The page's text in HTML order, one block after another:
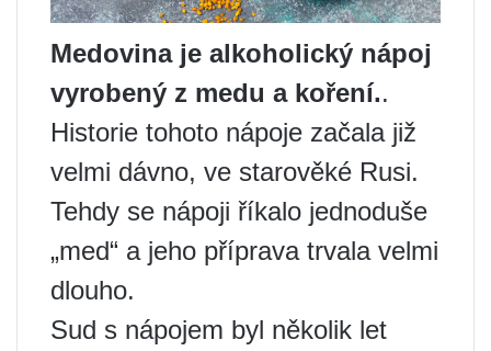
Medovina je alkoholický nápoj
vyrobený z medu a koření..
Historie tohoto nápoje začala již
velmi dávno, ve starověké Rusi.
Tehdy se nápoji říkalo jednoduše
„med“ a jeho příprava trvala velmi
dlouho.
Sud s nápojem byl několik let